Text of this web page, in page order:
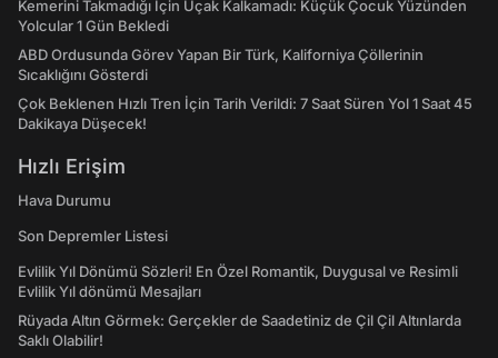
Kemerini Takmadığı İçin Uçak Kalkamadı: Küçük Çocuk Yüzünden
Yolcular 1 Gün Bekledi
ABD Ordusunda Görev Yapan Bir Türk, Kaliforniya Çöllerinin
Sıcaklığını Gösterdi
Çok Beklenen Hızlı Tren İçin Tarih Verildi: 7 Saat Süren Yol 1 Saat 45
Dakikaya Düşecek!
Hızlı Erişim
Hava Durumu
Son Depremler Listesi
Evlilik Yıl Dönümü Sözleri! En Özel Romantik, Duygusal ve Resimli
Evlilik Yıl dönümü Mesajları
Rüyada Altın Görmek: Gerçekler de Saadetiniz de Çil Çil Altınlarda
Saklı Olabilir!